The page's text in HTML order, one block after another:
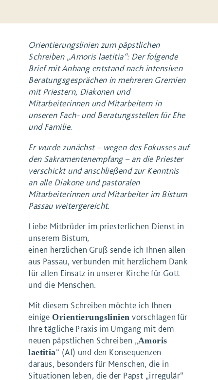
Orientierungslinien zum päpstlichen
Schreiben „Amoris laetitia“: Der folgende
Brief mit Anhang entstand nach intensiven
Beratungsgesprächen in mehreren Gremien
mit Priestern, Diakonen und
Mitarbeiterinnen und Mitarbeitern in
unseren Fach- und Beratungsstellen für Ehe
und Familie.
Er wurde zunächst – wegen des Fokusses auf
den Sakramentenempfang – an die Priester
verschickt und anschließend zur Kenntnis
an alle Diakone und pastoralen
Mitarbeiterinnen und Mitarbeiter im Bistum
Passau weitergereicht.
Liebe Mitbrüder im priesterlichen Dienst in
unserem Bistum,
einen herzlichen Gruß sende ich Ihnen allen
aus Passau, verbunden mit herzlichem Dank
für allen Einsatz in unserer Kirche für Gott
und die Menschen.
Mit diesem Schreiben möchte ich Ihnen
einige Orientierungslinien vorschlagen für
Ihre tägliche Praxis im Umgang mit dem
neuen päpstlichen Schreiben „Amoris
laetitia“ (Al) und den Konsequenzen
daraus, besonders für Menschen, die in
Situationen leben, die der Papst „irregulär“